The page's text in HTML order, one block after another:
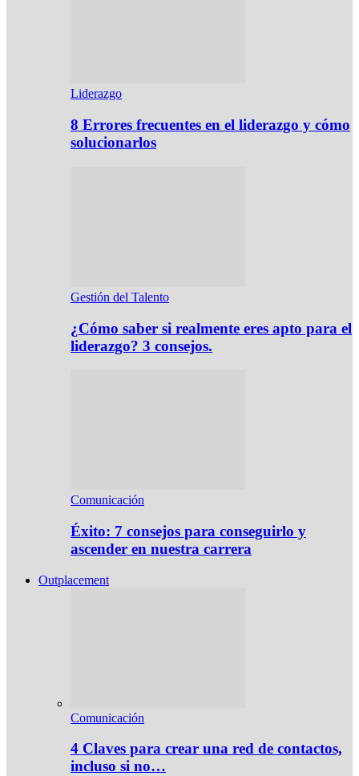
Liderazgo
8 Errores frecuentes en el liderazgo y cómo
solucionarlos
Gestión del Talento
¿Cómo saber si realmente eres apto para el
liderazgo? 3 consejos.
Comunicación
Éxito: 7 consejos para conseguirlo y
ascender en nuestra carrera
Outplacement
Comunicación
4 Claves para crear una red de contactos,
incluso si no…